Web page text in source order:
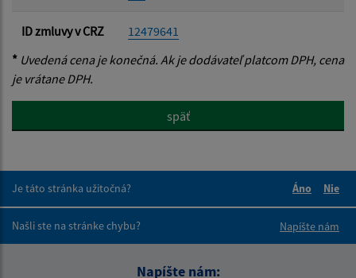
ID zmluvy v CRZ
12479641
* Uvedená cena je konečná. Ak je dodávateľ platcom DPH, cena
je vrátane DPH.
späť
Je táto stránka užitočná?
Áno
Nie
Našli ste na stránke chybu?
Napíšte nám
Napíšte nám: